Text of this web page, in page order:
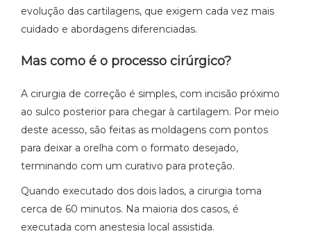
evolução das cartilagens, que exigem cada vez mais
cuidado e abordagens diferenciadas.
Mas como é o processo cirúrgico?
A cirurgia de correção é simples, com incisão próximo
ao sulco posterior para chegar à cartilagem. Por meio
deste acesso, são feitas as moldagens com pontos
para deixar a orelha com o formato desejado,
terminando com um curativo para proteção.
Quando executado dos dois lados, a cirurgia toma
cerca de 60 minutos. Na maioria dos casos, é
executada com anestesia local assistida.